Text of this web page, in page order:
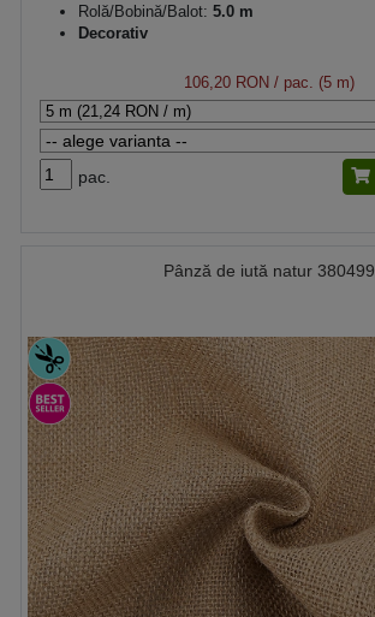
Rolă/Bobină/Balot: 5.0 m
Decorativ
106,20 RON / pac. (5 m)
pac.
Pânză de iută natur 380499